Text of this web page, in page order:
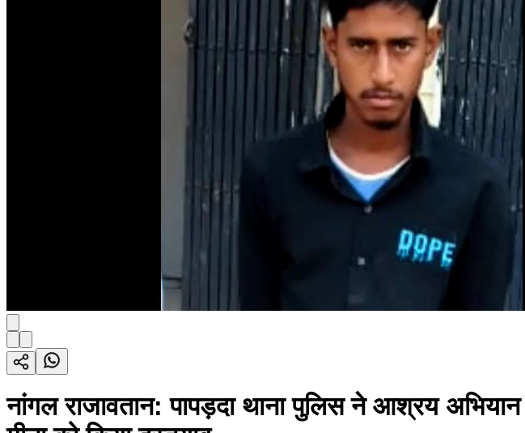
नांगल राजावतान: पापड़दा थाना पुलिस ने आश्रय